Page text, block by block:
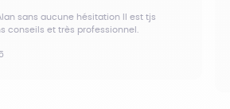
sans aucune hésitation Il est tjs
conseils et très professionnel.